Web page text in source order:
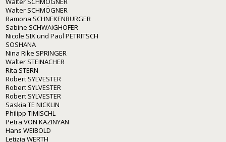
Walter SCHMÖGNER
Ramona SCHNEKENBURGER
Sabine SCHWAIGHOFER
Nicole SIX und Paul PETRITSCH
SOSHANA
Nina Rike SPRINGER
Walter STEINACHER
Rita STERN
Robert SYLVESTER
Robert SYLVESTER
Robert SYLVESTER
Saskia TE NICKLIN
Philipp TIMISCHL
Petra VON KAZINYAN
Hans WEIBOLD
Letizia WERTH